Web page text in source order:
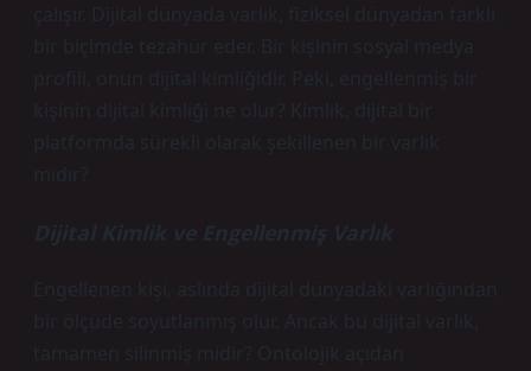
çalışır. Dijital dünyada varlık, fiziksel dünyadan farklı
bir biçimde tezahür eder. Bir kişinin sosyal medya
profili, onun dijital kimliğidir. Peki, engellenmiş bir
kişinin dijital kimliği ne olur? Kimlik, dijital bir
platformda sürekli olarak şekillenen bir varlık
Dijital Kimlik ve Engellenmiş Varlık
Engellenen kişi, aslında dijital dünyadaki varlığından
bir ölçüde soyutlanmış olur. Ancak bu dijital varlık,
tamamen silinmiş midir? Ontolojik açıdan